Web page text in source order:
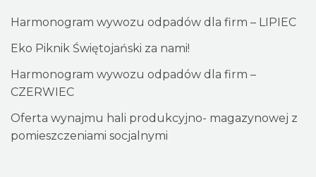
Harmonogram wywozu odpadów dla firm – LIPIEC
Eko Piknik Świętojański za nami!
Harmonogram wywozu odpadów dla firm –
CZERWIEC
Oferta wynajmu hali produkcyjno- magazynowej z
pomieszczeniami socjalnymi